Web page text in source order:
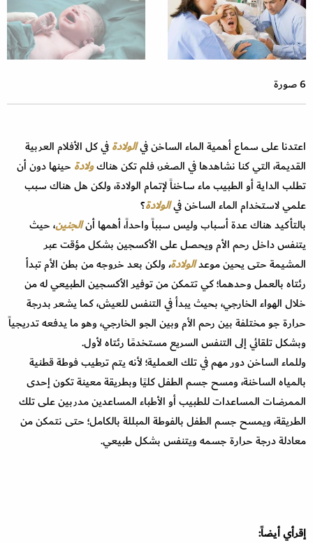
6 صورة
اعتدنا على سماع أهمية الماء الساخن فيالولادةفي كل الأفلام العربية
القديمة، التي كنا نشاهدها في الصغر، فلم تكن هناكولادة حينها دون أن
تطلب الداية أو الطبيب ماء ساخناً لإتمام الولادة، ولكن هل هناك سبب
علمي لاستخدام الماء الساخن فيالولادة؟
بالتأكيد هناك عدة أسباب وليس سبباً واحداً، أهمها أنالجنين، حيث
يتنفس داخل رحم الأم ويحصل على الأكسجين بشكل مؤقت عبر
المشيمة حتى يحين موعدالولادة،ولكن بعد خروجه من بطن الأم تبدأ
رئتاه بالعمل وحدهما؛ كي تتمكن من توفير الأكسجين الطبيعي له من
خلال الهواء الخارجي، بحيث يبدأ في التنفس للعيش، كما يشعر بدرجة
حرارة جو مختلفة بين رحم الأم وبين الجو الخارجي، وهو ما يدفعه تدريجياً
وبشكل تلقائي إلى التنفس السريع مستخدمًا رئتاه لأول.
وللماء الساخن دور مهم في تلك العملية؛ لأنه يتم ترطيب فوطة قطنية
بالمياه الساخنة، ومسح جسم الطفل كليًا وبطريقة معينة تكون إحدى
الممرضات المساعدات للطبيب أو الأطباء المساعدين مدربين على تلك
الطريقة، ويمسح جسم الطفل بالفوطة المبللة بالكامل؛ حتى نتمكن من
معادلة درجة حرارة جسمه ويتنفس بشكل طبيعي.
إقرأي أيضاً: